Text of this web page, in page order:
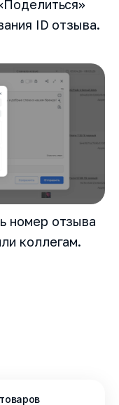
ID отзыва.
номер отзыва
коллегам.